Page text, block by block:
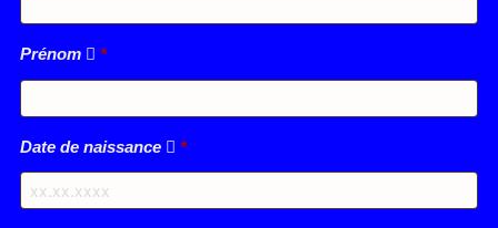
Prénom *
Date de naissance *